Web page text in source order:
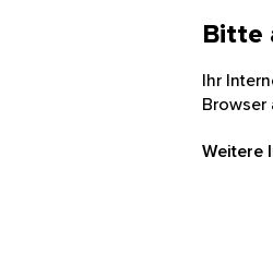
Bitte
Ihr
Browser
Weitere